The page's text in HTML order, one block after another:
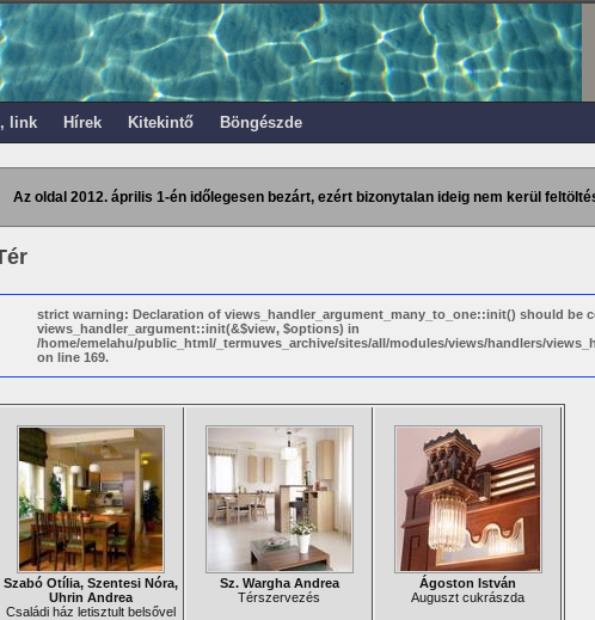
link Hírek Kitekintő Böngészde
Az oldal 2012. április 1-én időlegesen bezárt, ezért bizonytalan ideig nem kerül
strict warning: Declaration of views_handler_argument_many_to_one::init() should be
views_handler_argument::init(&$view, $options) in
/home/emelahu/public_html/_termuves_archive/sites/all/modules/views/handlers/
on line 169.
Szabó Otília, Szentesi Nóra,
Uhrin Andrea
Családi ház letisztult belsővel
Sz. Wargha Andrea
Térszervezés
Ágoston István
Auguszt cukrászda